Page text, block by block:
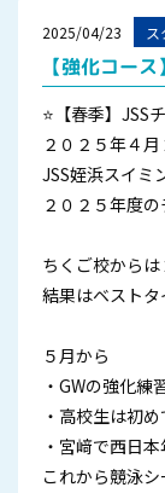
2025/04/23
【強化コー
⭐️【春季】JSS
２０２５年４月
JSS姪浜スイミ
２０２５年度
ちくご校から
結果はベストタ
５月から
・GWの強化練
・高校生は初
・宮﨑で西日
これから競泳